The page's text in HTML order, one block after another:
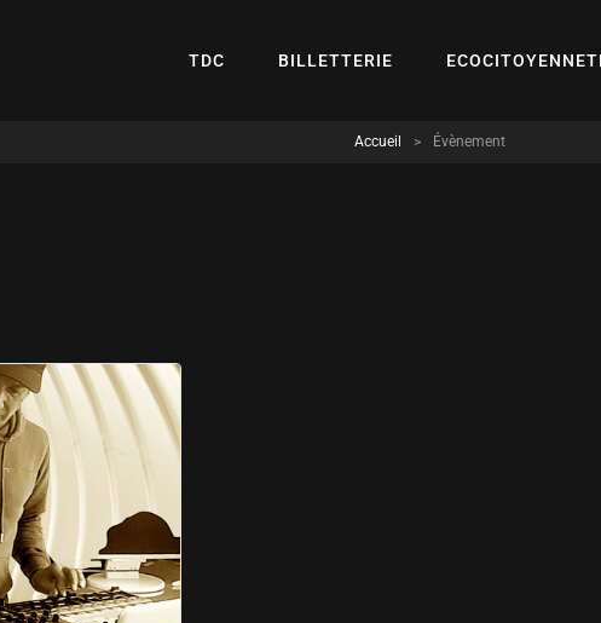
TDC BILLETTERIE
Accueil > Évènement